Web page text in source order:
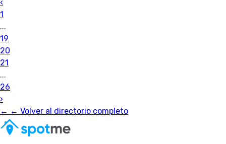
‹
1
...
19
20
21
...
26
›
← ← Volver al directorio completo